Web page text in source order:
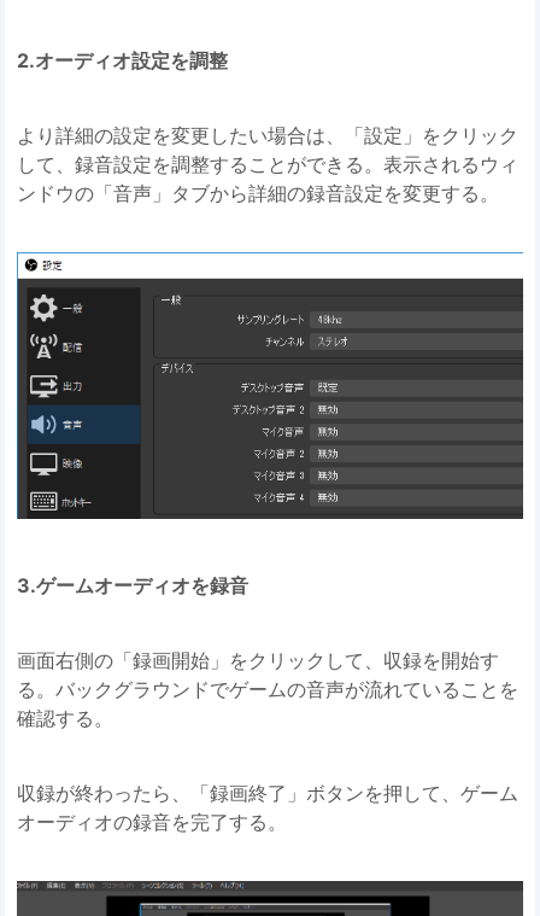
2.オーディオ設定を調整
より詳細の設定を変更したい場合は、「設定」をクリック
して、録音設定を調整することができる。表示されるウィ
ンドウの「音声」タブから詳細の録音設定を変更する。
3.ゲームオーディオを録音
画面右側の「録画開始」をクリックして、収録を開始す
る。バックグラウンドでゲームの音声が流れていることを
確認する。
収録が終わったら、「録画終了」ボタンを押して、ゲーム
オーディオの録音を完了する。